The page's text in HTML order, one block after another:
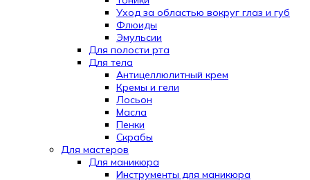
Уход за областью вокруг глаз и губ
Флюиды
Эмульсии
Для полости рта
Для тела
Антицеллюлитный крем
Кремы и гели
Лосьон
Масла
Пенки
Скрабы
Для мастеров
Для маникюра
Инструменты для маникюра